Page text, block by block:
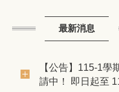
最新消息
【公告】115-1學
請中！ 即日起至